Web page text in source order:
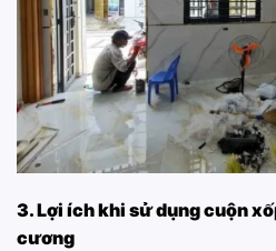
3. Lợi ích khi sử dụng cuộn
cương